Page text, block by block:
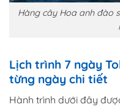
Hàng cây Hoa anh đào
Lịch trình 7 ngày
từng ngày chi tiết
Hành trình dưới đây